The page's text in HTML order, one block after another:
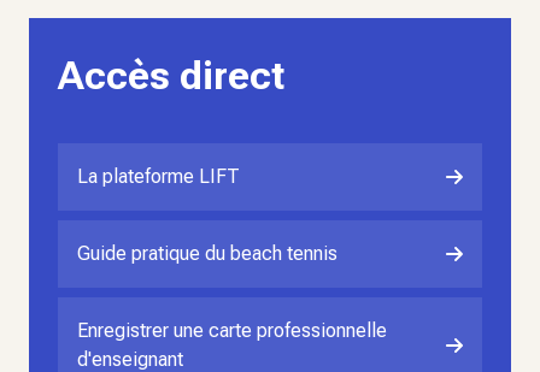
Accès direct
La plateforme LIFT
Guide pratique du beach tennis
Enregistrer une carte professionnelle
d'enseignant